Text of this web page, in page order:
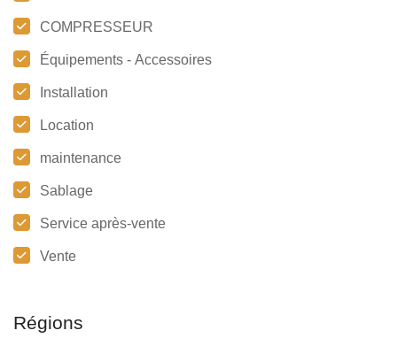
COMPRESSEUR
Équipements - Accessoires
Installation
Location
maintenance
Sablage
Service après-vente
Vente
Régions